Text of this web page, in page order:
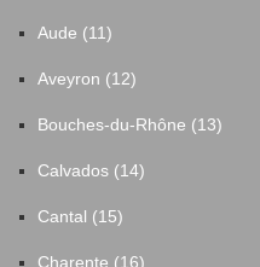
Aude (11)
Aveyron (12)
Bouches-du-Rhône (13)
Calvados (14)
Cantal (15)
Charente (16)